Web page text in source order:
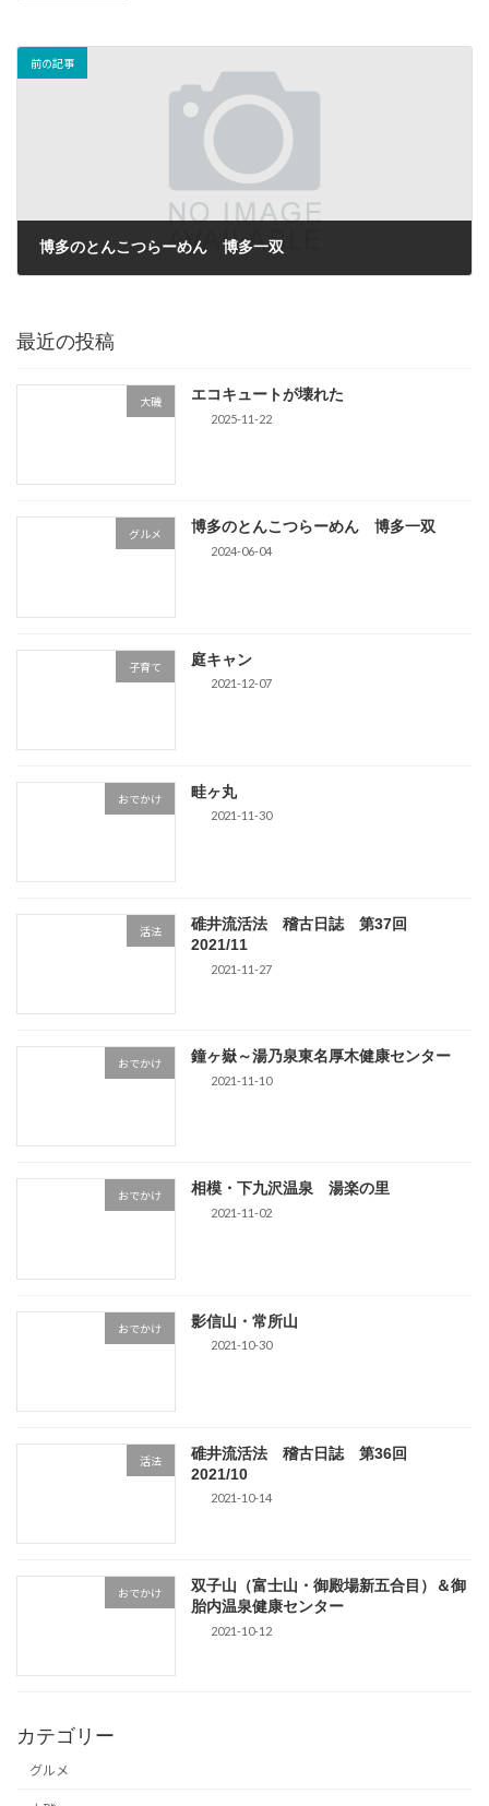
前の記事
博多のとんこつらーめん 博多一双
最近の投稿
大磯 エコキュートが壊れた
2025-11-22
グルメ 博多のとんこつらーめん 博多一双
2024-06-04
子育て 庭キャン
2021-12-07
おでかけ 畦ヶ丸
2021-11-30
活法
碓井流活法 稽古日誌 第37回
2021/11
2021-11-27
おでかけ 鐘ヶ嶽～湯乃泉東名厚木健康センター
2021-11-10
おでかけ 相模・下九沢温泉 湯楽の里
2021-11-02
おでかけ 影信山・常所山
2021-10-30
活法
碓井流活法 稽古日誌 第36回
2021/10
2021-10-14
おでかけ
双子山（富士山・御殿場新五合目）＆御
胎内温泉健康センター
2021-10-12
カテゴリー
グルメ